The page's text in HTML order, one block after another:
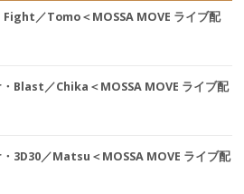
Fight／Tomo＜MOSSA MOVE ライブ配
Blast／Chika＜MOSSA MOVE ライブ配
3D30／Matsu＜MOSSA MOVE ライブ配